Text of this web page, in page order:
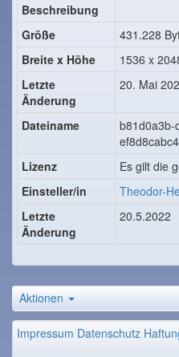
Beschreibung
Größe
431.228
Breite x Höhe
1536 x
Letzte
Änderung
20. Mai
Dateiname
b81d0a3b-
Lizenz
Es gilt die
Einsteller/in
Theodor-
Letzte
Änderung
20.5.2022
Aktionen
Impressum Datenschutz